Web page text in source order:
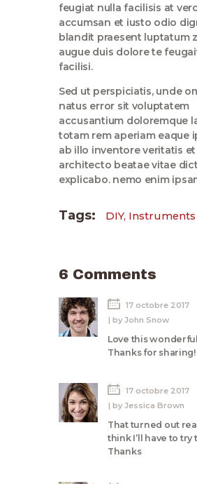
feugiat nulla facilisis at
accumsan et iusto odio
blandit praesent luptatum
augue duis dolore te
facilisi.
Sed ut perspiciatis, unde
natus error sit voluptatem
accusantium doloremque
totam rem aperiam eaque
ab illo inventore veritatis
architecto beatae vitae
explicabo. nemo enim
Tags: DIY, Instruments
6 Comments
17 octobre 2017
byJohn Snow
Love this
Thanks for sharing!
17 octobre 2017
byJessica Brown
That turned out
think I’ll have to try
Thanks